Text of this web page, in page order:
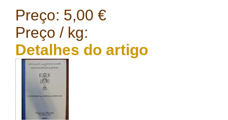
Preço: 5,00 €
Preço / kg:
Detalhes do artigo